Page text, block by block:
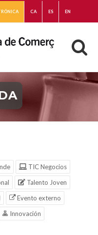
CA ES EN
TIC Negocios
Talento Joven
Evento externo
Innovación